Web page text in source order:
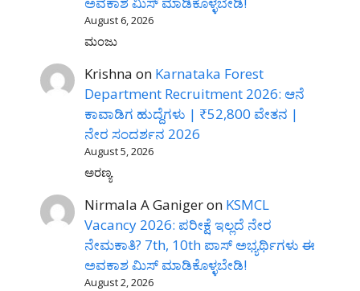
August 6, 2026
ಮಂಜು
Krishna on Karnataka Forest
Department Recruitment 2026: ಆನೆ
ಕಾವಾಡಿಗ ಹುದ್ದೆಗಳು | ₹52,800 ವೇತನ |
ನೇರ ಸಂದರ್ಶನ 2026
August 5, 2026
ಅರಣ್ಯ
Nirmala A Ganigeron KSMCL
Vacancy 2026: ಪರೀಕ್ಷೆ ಇಲ್ಲದೆ ನೇರ
ನೇಮಕಾತಿ? 7th, 10th ಪಾಸ್ ಅಭ್ಯರ್ಥಿಗಳು ಈ
ಅವಕಾಶ ಮಿಸ್ ಮಾಡಿಕೊಳ್ಳಬೇಡಿ!
August 2, 2026